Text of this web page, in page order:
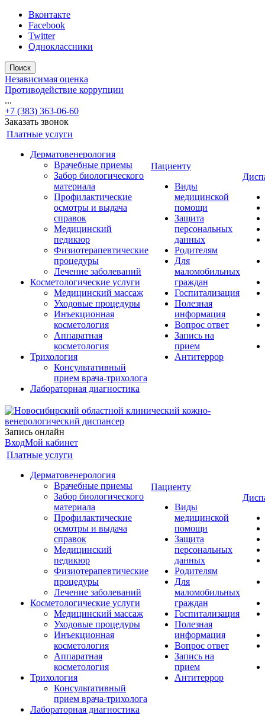
Вконтакте
Facebook
Twitter
Одноклассники
Поиск
Независимая оценка
Противодействие коррупции
...
+7 (383) 363-06-60
Заказать звонок
Платные услуги
Дерматовенерология
Врачебные приемы
Забор биологического
материала
Профилактические
осмотры и выдача
справок
Медицинский
педикюр
Физиотерапевтические
процедуры
Лечение заболеваний
Косметологические услуги
Медицинский массаж
Уходовые процедуры
Инъекционная
косметология
Аппаратная
косметология
Трихология
Консультативный
прием врача-трихолога
Лабораторная диагностика
Пациенту
Виды
медицинской
помощи
Защита
персональных
данных
Родителям
Для
маломобильных
граждан
Госпитализация
Полезная
информация
Вопрос ответ
Запись на
прием
Антитеррор
Запись онлайн
ВходМой кабинет
Платные услуги
Дерматовенерология
Врачебные приемы
Забор биологического
материала
Профилактические
осмотры и выдача
справок
Медицинский
педикюр
Физиотерапевтические
процедуры
Лечение заболеваний
Косметологические услуги
Медицинский массаж
Уходовые процедуры
Инъекционная
косметология
Аппаратная
косметология
Трихология
Консультативный
прием врача-трихолога
Лабораторная диагностика
Пациенту
Виды
медицинской
помощи
Защита
персональных
данных
Родителям
Для
маломобильных
граждан
Госпитализация
Полезная
информация
Вопрос ответ
Запись на
прием
Антитеррор